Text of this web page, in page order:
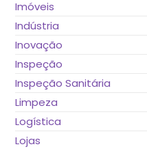
Imóveis
Indústria
Inovação
Inspeção
Inspeção Sanitária
Limpeza
Logística
Lojas